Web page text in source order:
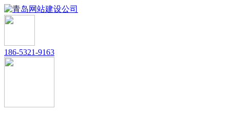
186-5321-9163